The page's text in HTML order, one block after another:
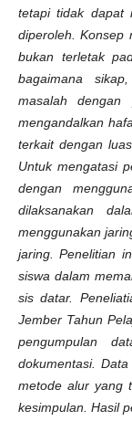
tetapi tidak dapat
diperoleh. Konsep
bukan terletak
bagaimana
masalah dengan
mengandalkan
terkait dengan
Untuk mengatasi
dengan
dilaksanakan
menggunakan
jaring. Penelitian
siswa dalam
sis datar.
Jember Tahun
pengumpulan
dokumentasi.
metode alur yang
kesimpulan. Hasil